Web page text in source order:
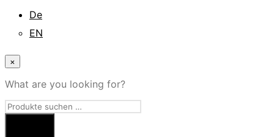
De
EN
×
What are you looking for?